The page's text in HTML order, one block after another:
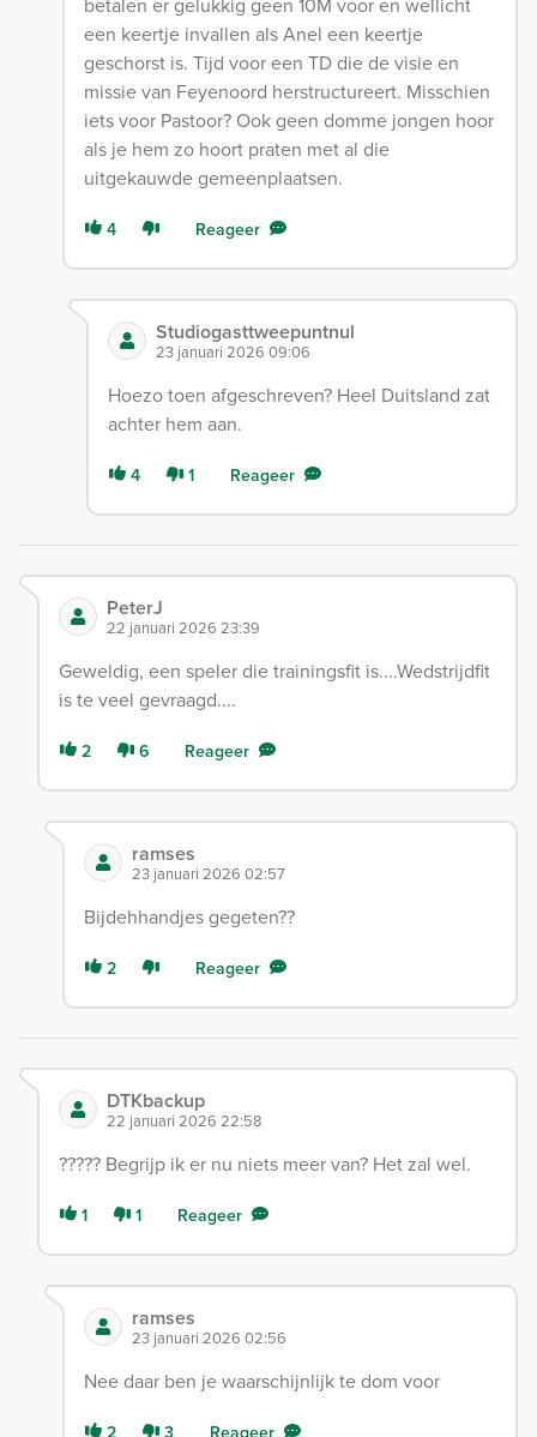
een keertje invallen als Anel een keertje
geschorst is. Tijd voor een TD die de visie en
missie van Feyenoord herstructureert. Misschien
iets voor Pastoor? Ook geen domme jongen hoor
als je hem zo hoort praten met al die
uitgekauwde gemeenplaatsen.
4 Reageer
Studiogasttweepuntnul
23 januari 2026 09:06
Hoezo toen afgeschreven? Heel Duitsland zat
achter hem aan.
4 1 Reageer
PeterJ
22 januari 2026 23:39
Geweldig, een speler die trainingsfit is....Wedstrijdfit
is te veel gevraagd....
2 6 Reageer
ramses
23 januari 2026 02:57
Bijdehhandjes gegeten??
2 Reageer
DTKbackup
22 januari 2026 22:58
????? Begrijp ik er nu niets meer van? Het zal wel.
1 1 Reageer
ramses
23 januari 2026 02:56
Nee daar ben je waarschijnlijk te dom voor